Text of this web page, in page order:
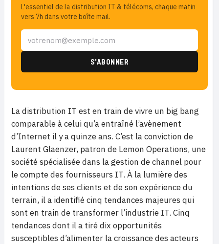
L'essentiel de la distribution IT & télécoms, chaque matin
vers 7h dans votre boîte mail.
La distribution IT est en train de vivre un big bang
comparable à celui qu’a entraîné l’avènement
d’Internet il y a quinze ans. C’est la conviction de
Laurent Glaenzer, patron de Lemon Operations, une
société spécialisée dans la gestion de channel pour
le compte des fournisseurs IT. À la lumière des
intentions de ses clients et de son expérience du
terrain, il a identifié cinq tendances majeures qui
sont en train de transformer l’industrie IT. Cinq
tendances dont il a tiré dix opportunités
susceptibles d’alimenter la croissance des acteurs